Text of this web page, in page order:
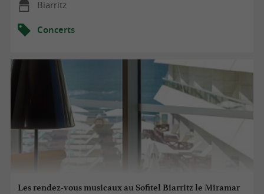
Biarritz
Concerts
Les rendez-vous musicaux au Sofitel Biarritz le Miramar